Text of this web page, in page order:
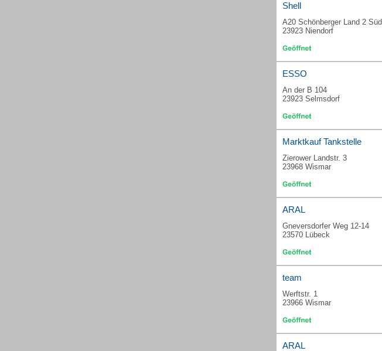
Shell
A20 Schönberger Land 2 Süd
23923 Niendorf
ESSO
An der B 104
23923 Selmsdorf
Marktkauf Tankstelle
Zierower Landstr. 3
23968 Wismar
ARAL
Gneversdorfer Weg 12-14
23570 Lübeck
team
Werftstr. 1
23966 Wismar
ARAL